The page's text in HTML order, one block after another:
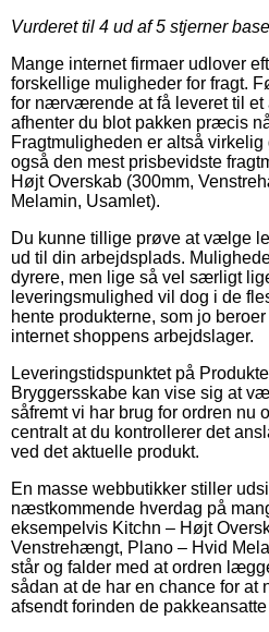
Vurderet til 4 ud af 5 stjerner
Mange internet firmaer udlover
forskellige muligheder for fragt.
for nærværende at få leveret til et
afhenter du blot pakken præcis
Fragtmuligheden er altså
også den mest prisbevidste
Højt Overskab (300mm,
Melamin, Usamlet).
Du kunne tillige prøve at vælge
ud til din arbejdsplads.
dyrere, men lige så vel særligt
leveringsmulighed vil dog i de
hente produkterne, som jo
internet shoppens arbejdslager.
Leveringstidspunktet på
Bryggersskabe kan vise sig at
såfremt vi har brug for ordren nu
centralt at du kontrollerer det
ved det aktuelle produkt.
En masse webbutikker stiller
næstkommende hverdag på
eksempelvis Kitchn – Højt
Venstrehængt, Plano – Hvid
står og falder med at ordren
sådan at de har en chance for at
afsendt forinden de